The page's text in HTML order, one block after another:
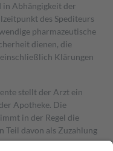
in Abhängigkeit der
des Spediteurs
pharmazeutische
dienen, die
Klärungen
stellt der Arzt ein
Apotheke. Die
in der Regel die
Teil davon als Zuzahlung